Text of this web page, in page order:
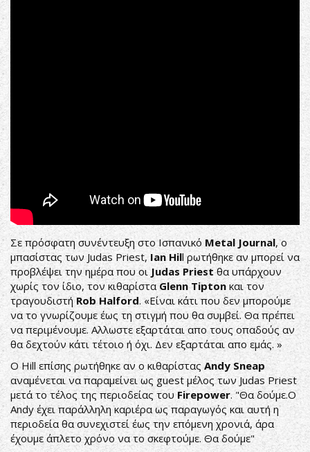
Σε πρόσφατη συνέντευξη στο Ισπανικό Metal Journal, o
μπασίστας των Judas Priest, Ian Hill ρωτήθηκε αν μπορεί να
προβλέψει την ημέρα που οιJudas Priestθα υπάρχουν
χωρίς τον ίδιο, τον κιθαρίσταGlenn Tiptonκαι τον
τραγουδιστήRob Halford. «Είναι κάτι που δεν μπορούμε
να το γνωρίζουμε έως τη στιγμή που θα συμβεί. Θα πρέπει
να περιμένουμε. Αλλωστε εξαρτάται απο τους οπαδούς αν
θα δεχτούν κάτι τέτοιο ή όχι. Δεν εξαρτάται απο εμάς. »
O Hill επίσης ρωτήθηκε αν ο κιθαρίστας Andy Sneap
αναμένεται να παραμείνει ως guest μέλος των Judas Priest
μετά το τέλος της περιοδείας τουFirepower. "Θα δούμε.Ο
Andy έχει παράλληλη καριέρα ως παραγωγός και αυτή η
περιοδεία θα συνεχιστεί έως την επόμενη χρονιά, άρα
έχουμε άπλετο χρόνο να το σκεφτούμε. Θα δούμε"